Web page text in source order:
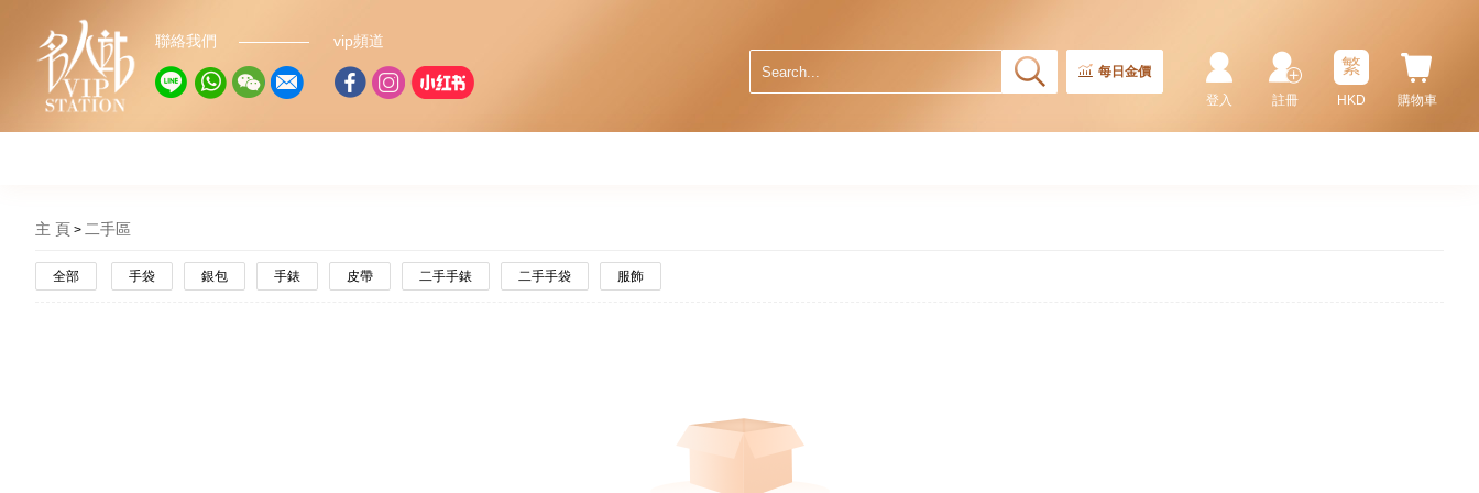
聯絡我們 vip頻道
每日金價
購物車
繁
HKD
註冊
登入
主 頁 二手區
全部 手袋 銀包 手錶 皮帶 二手手錶 二手手袋 服飾